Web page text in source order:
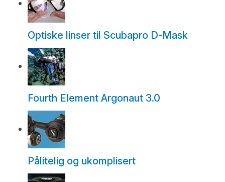
Optiske linser til Scubapro D-Mask
Fourth Element Argonaut 3.0
Pålitelig og ukomplisert